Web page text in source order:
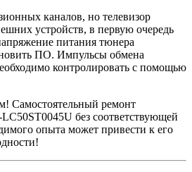
каналов, но телевизор
устройств, в первую очередь
питания тюнера
ПО. Импульсы обмена
контролировать с помощью
Самостоятельный ремонт
без соответствующей
опыта может привести к его